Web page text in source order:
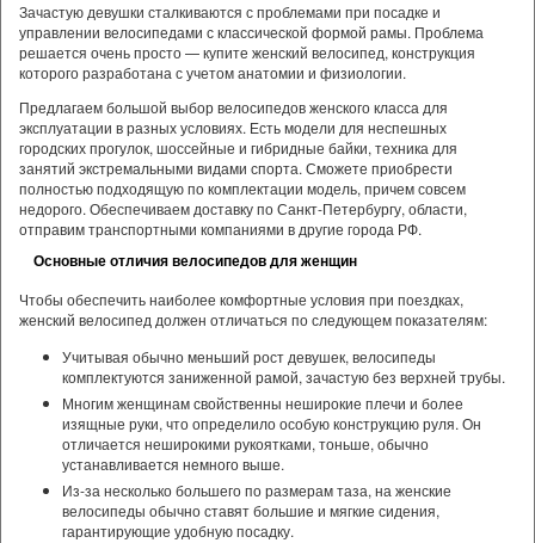
Зачастую девушки сталкиваются с проблемами при посадке и
управлении велосипедами с классической формой рамы. Проблема
решается очень просто — купите женский велосипед, конструкция
которого разработана с учетом анатомии и физиологии.
Предлагаем большой выбор велосипедов женского класса для
эксплуатации в разных условиях. Есть модели для неспешных
городских прогулок, шоссейные и гибридные байки, техника для
занятий экстремальными видами спорта. Сможете приобрести
полностью подходящую по комплектации модель, причем совсем
недорого. Обеспечиваем доставку по Санкт-Петербургу, области,
отправим транспортными компаниями в другие города РФ.
Основные отличия велосипедов для женщин
Чтобы обеспечить наиболее комфортные условия при поездках,
женский велосипед должен отличаться по следующем показателям:
Учитывая обычно меньший рост девушек, велосипеды
комплектуются заниженной рамой, зачастую без верхней трубы.
Многим женщинам свойственны неширокие плечи и более
изящные руки, что определило особую конструкцию руля. Он
отличается неширокими рукоятками, тоньше, обычно
устанавливается немного выше.
Из-за несколько большего по размерам таза, на женские
велосипеды обычно ставят большие и мягкие сидения,
гарантирующие удобную посадку.